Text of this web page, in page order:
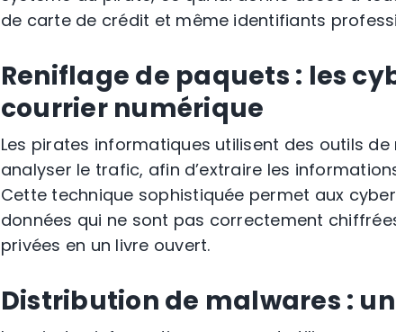
de carte de crédit et même identifiants
Reniflage de paquets : les
courrier numérique
Les pirates informatiques utilisent des outils
analyser le trafic, afin d’extraire les
Cette technique sophistiquée permet aux
données qui ne sont pas correctement
privées en un livre ouvert.
Distribution de malwares :